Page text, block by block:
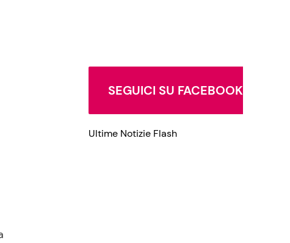
SEGUICI SU FACEBOOK
Ultime Notizie Flash